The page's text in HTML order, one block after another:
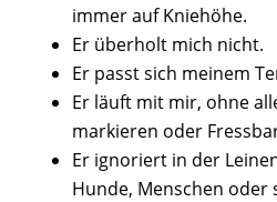
immer auf Kniehöhe.
Er überholt mich nicht.
Er passt sich meinem
Er läuft mit mir, ohne
markieren oder
Er ignoriert in der
Hunde, Menschen oder